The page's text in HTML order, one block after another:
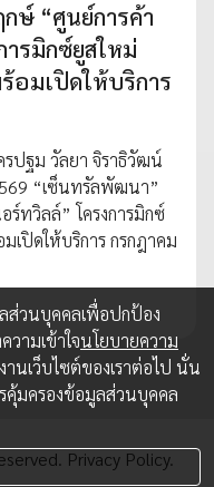
ษ์ “ศูนย์การค้า
ารมิกซ์ยูสใหม่
อมเปิดให้บริการ
รปฐม วัลยา จิราธิวัฒน์
“เซ็นทรัลพัฒนา”
ร์ทวิลล์” โครงการมิกซ์
ปิดให้บริการ กรกฎาคม
Privacy Policy.
ส่วนบุคคลเพื่อปกป้อง
ามเข้าใจนโยบายความ
านเว็บไซต์ของเราต่อไป นั่น
คุ้มครองข้อมูลส่วนบุคคล